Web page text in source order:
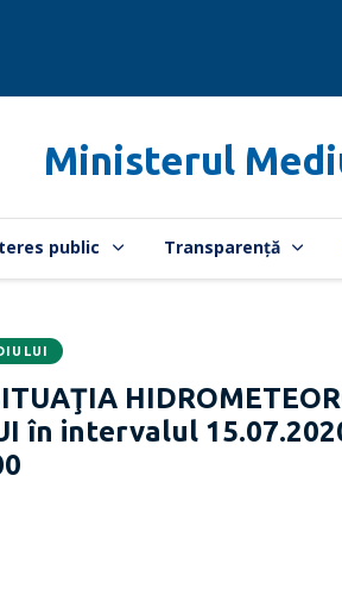
Ministerul
public Transparență
în intervalul